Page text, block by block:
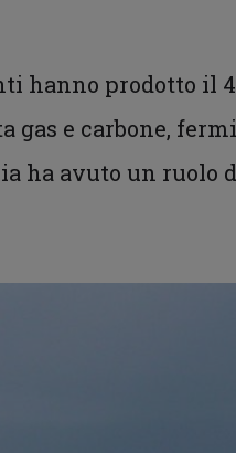
hanno prodotto il
e carbone,
ha avuto un ruolo